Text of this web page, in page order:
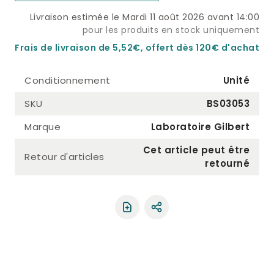
Livraison estimée le Mardi 11 août 2026 avant 14:00
pour les produits en stock uniquement
Frais de livraison de 5,52€, offert dès 120€ d'achat
Conditionnement
Unité
SKU
BS03053
Marque
Laboratoire Gilbert
Retour d'articles
Cet article peut être
retourné
Partager le produit